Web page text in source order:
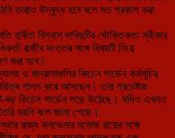
তারাও উদ্বুদ্ধ হবে বলে মত প্রকাশ করা
হর্ষিতা বিশ্বাস দাবিদুটির যৌক্তিকতা স্বীকার
রাজীব দত্তের সঙ্গে বিষয়টি নিয়ে
করা হবে।
ও মাদ্রাসাগুলির কিচেন গার্ডেন কর্মসূচির
পালন করে আসছেন। তার প্রচেষ্টায়
বড় কিচেন গার্ডেন গড়ে উঠেছে। যদিও এখনও
হয়নি বলে জানা গেছে।
রাজ্য কনভেনার মনোজ রায়ের সঙ্গে